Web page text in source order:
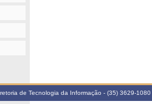
de Tecnologia da Informação - (35) 3629-